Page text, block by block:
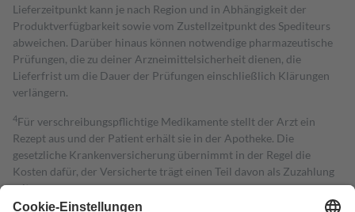
Lieferzeitpunkt kann je nach Region und in Abhängigkeit der
Produktverfügbarkeit sowie vom Zustellzeitpunkt des Spediteurs
abweichen. Darüber hinaus können notwendige pharmazeutische
Prüfungen, die zu deiner Arzneimittelsicherheit dienen, die
Lieferfrist um die Dauer der Prüfungen einschließlich Klärungen
verlängern.
4Für verschreibungspflichtige Medikamente stellt der Arzt ein
Rezept aus und der Patient erhält sie in der Apotheke. Die
gesetzliche Krankenversicherung übernimmt in der Regel die
Kosten dafür, der Versicherte trägt einen Teil davon als Zuzahlung
mit.
Grundsätzlich leisten Mitglieder Zuzahlungen in Höhe von zehn